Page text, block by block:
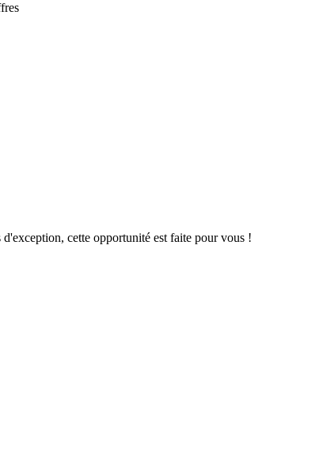
cette opportunité est faite pour vous !